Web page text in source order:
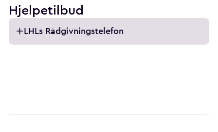
Hjelpetilbud
LHLs Rådgivningstelefon